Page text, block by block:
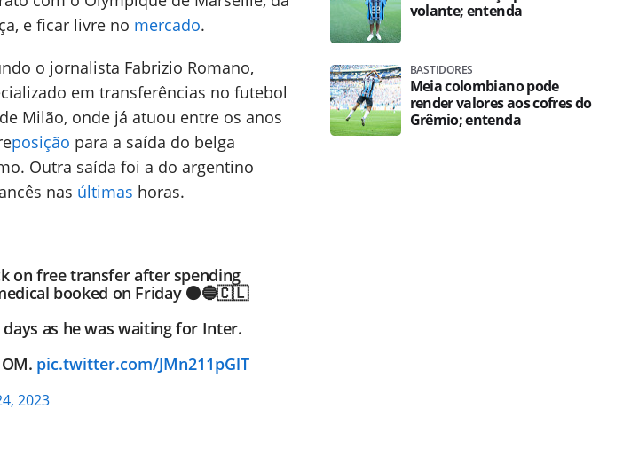
e ficar livre no mercado.
o jornalista Fabrizio Romano,
em transferências no futebol
Milão, onde já atuou entre os anos
posição para a saída do belga
Outra saída foi a do argentino
nas últimas horas.
on free transfer after spending
booked on Friday ⚫️🔵🇨🇱
as he was waiting for Inter.
pic.twitter.com/JMn211pGlT
2023
volante; entenda
BASTIDORES
Meia colombiano pode
render valores aos cofres do
Grêmio; entenda